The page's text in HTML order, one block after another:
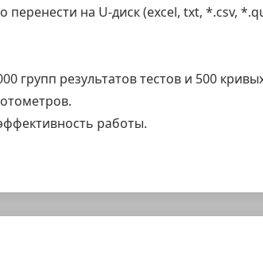
перенести на U-диск (excel, txt, *.csv,
групп результатов тестов и 500
работы.